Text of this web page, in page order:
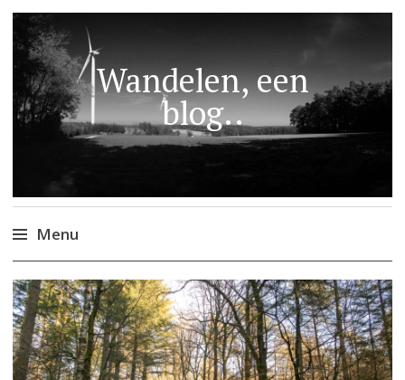
Wandelen, een
blog..
Menu
Naar
de
inhoud
springen